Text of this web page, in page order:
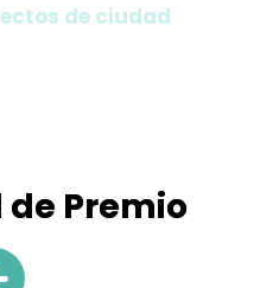
de ciudad
Premio